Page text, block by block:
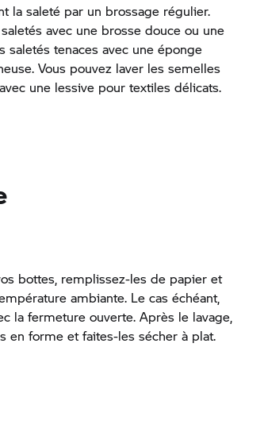
la saleté par un brossage régulier.
avec une brosse douce ou une
saletés tenaces avec une éponge
Vous pouvez laver les semelles
une lessive pour textiles délicats.
bottes, remplissez-les de papier et
ambiante. Le cas échéant,
la fermeture ouverte. Après le lavage,
en forme et faites-les sécher à plat.